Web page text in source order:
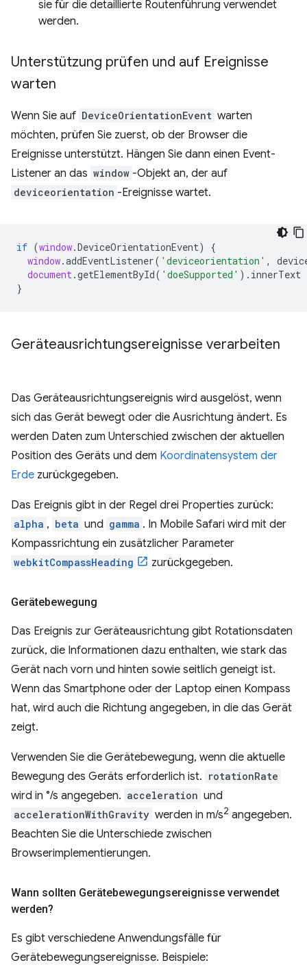
sie für die detaillierte Routenführung verwendet
werden.
Unterstützung prüfen und auf Ereignisse
warten
Wenn Sie auf DeviceOrientationEvent warten
möchten, prüfen Sie zuerst, ob der Browser die
Ereignisse unterstützt. Hängen Sie dann einen Event-
Listener an das window -Objekt an, der auf
deviceorientation -Ereignisse wartet.
if (window.DeviceOrientationEvent)
{
window.addEventListener( 'deviceorientation' ,
document.getElementById( 'doeSupported' ). innerText
}
Geräteausrichtungsereignisse verarbeiten
Das Geräteausrichtungsereignis wird ausgelöst, wenn
sich das Gerät bewegt oder die Ausrichtung ändert. Es
werden Daten zum Unterschied zwischen der aktuellen
Position des Geräts und dem Koordinatensystem der
Erde zurückgegeben.
Das Ereignis gibt in der Regel drei Properties zurück:
alpha , beta und gamma . In Mobile Safari wird mit der
Kompassrichtung ein zusätzlicher Parameter
webkitCompassHeading zurückgegeben.
Gerätebewegung
Das Ereignis zur Geräteausrichtung gibt Rotationsdaten
zurück, die Informationen dazu enthalten, wie stark das
Gerät nach vorn und hinten sowie seitlich geneigt ist.
Wenn das Smartphone oder der Laptop einen Kompass
hat, wird auch die Richtung angegeben, in die das Gerät
zeigt.
Verwenden Sie die Gerätebewegung, wenn die aktuelle
Bewegung des Geräts erforderlich ist. rotationRate
wird in °/s angegeben. acceleration und
accelerationWithGravity werden in m/s2 angegeben.
Beachten Sie die Unterschiede zwischen
Browserimplementierungen.
Wann sollten Gerätebewegungsereignisse verwendet
werden?
Es gibt verschiedene Anwendungsfälle für
Gerätebewegungsereignisse. Beispiele: